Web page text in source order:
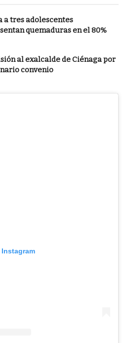
a tres adolescentes
quemaduras en el 80%
al exalcalde de Ciénaga por
convenio